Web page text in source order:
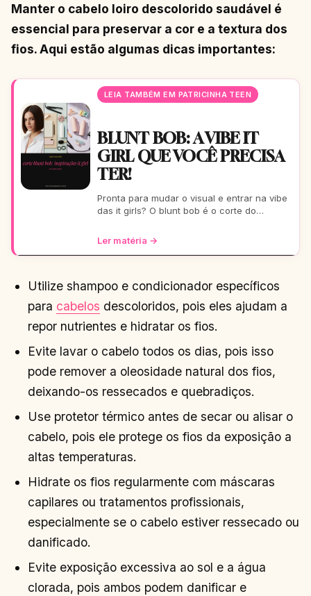
Manter o cabelo loiro descolorido saudável é
essencial para preservar a cor e a textura dos
fios. Aqui estão algumas dicas importantes:
LEIA TAMBÉM EM PATRICINHA TEEN
BLUNT BOB: A VIBE IT
GIRL QUE VOCÊ PRECISA
TER!
Pronta para mudar o visual e entrar na vibe
das it girls? O blunt bob é o corte do
Vem ver como ele
Ler matéria →
Utilize shampoo e condicionador específicos
para cabelos descoloridos, pois eles ajudam a
repor nutrientes e hidratar os fios.
Evite lavar o cabelo todos os dias, pois isso
pode remover a oleosidade natural dos fios,
deixando-os ressecados e quebradiços.
Use protetor térmico antes de secar ou alisar o
cabelo, pois ele protege os fios da exposição a
altas temperaturas.
Hidrate os fios regularmente com máscaras
capilares ou tratamentos profissionais,
especialmente se o cabelo estiver ressecado ou
danificado.
Evite exposição excessiva ao sol e a água
clorada, pois ambos podem danificar e